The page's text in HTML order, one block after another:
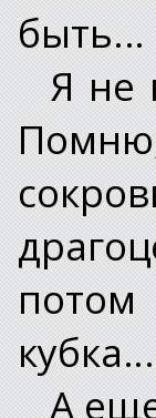
быть...
Я не
А